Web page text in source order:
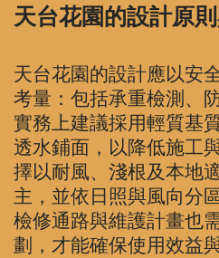
天台花園的設計原
天台花園的設計應以安
考量：包括承重檢測、
實務上建議採用輕質基
透水鋪面，以降低施工
擇以耐風、淺根及本地
主，並依日照與風向分
檢修通路與維護計畫也
劃，才能確保使用效益與